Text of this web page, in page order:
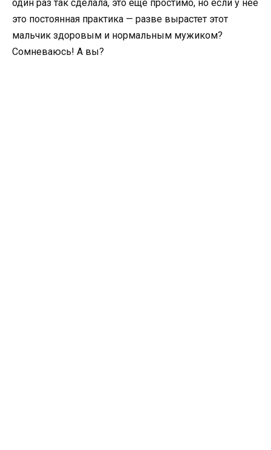
один раз так сделала, это еще простимо, но если у нее
это постоянная практика — разве вырастет этот
мальчик здоровым и нормальным мужиком?
Сомневаюсь! А вы?